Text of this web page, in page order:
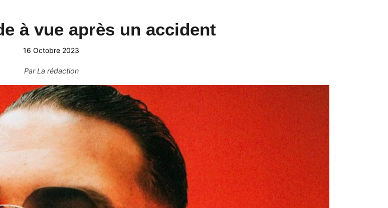
à vue après un accident
16 Octobre 2023
ParLa rédaction